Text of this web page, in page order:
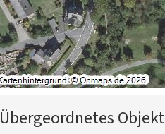
Übergeordnetes Objekt